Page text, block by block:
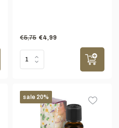
€5,75 €4,99
sale 20%